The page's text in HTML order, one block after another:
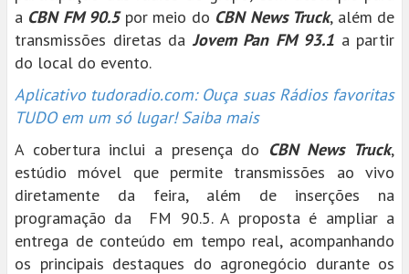
a CBN FM 90.5por meio do CBN News Truck, além de
transmissões diretas da Jovem Pan FM 93.1 a partir
do local do evento.
Aplicativo tudoradio.com: Ouça suas Rádios favoritas
TUDO em um só lugar! Saiba mais
A cobertura inclui a presença do CBN News Truck,
estúdio móvel que permite transmissões ao vivo
diretamente da feira, além de inserções na
programação da FM 90.5. A proposta é ampliar a
entrega de conteúdo em tempo real, acompanhando
os principais destaques do agronegócio durante os